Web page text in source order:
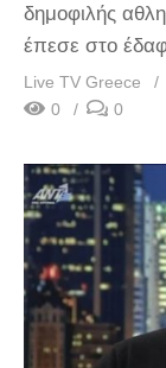
δημοφιλής
έπεσε στο
Live TV Greece
0
0